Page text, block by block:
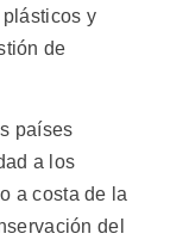
y
de
países
a los
a costa de la
del